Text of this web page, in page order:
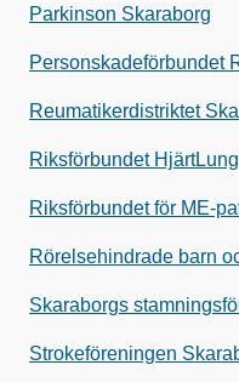
Parkinson Skaraborg
Personskadeförbundet
Reumatikerdistriktet
Riksförbundet HjärtLung
Riksförbundet för ME-
Rörelsehindrade barn
Skaraborgs
Strokeföreningen